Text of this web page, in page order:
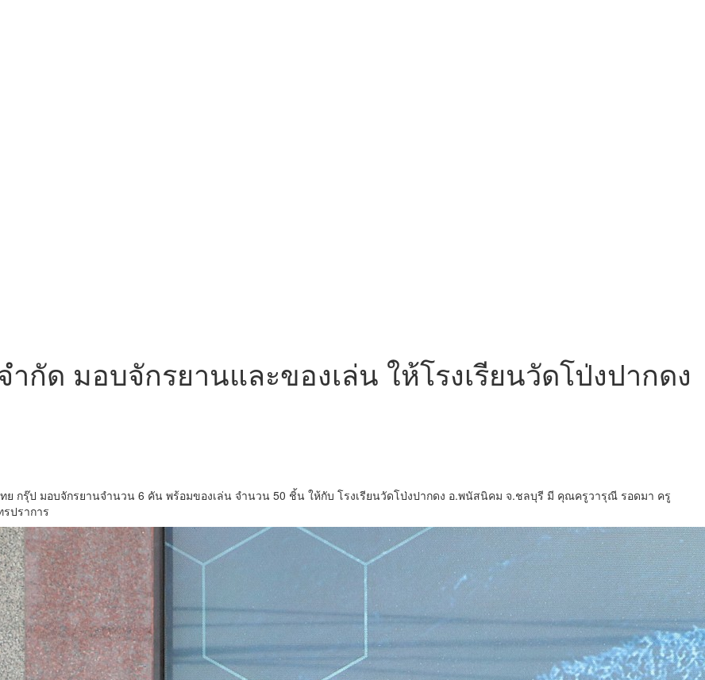
กัด มอบจักรยานและของเล่น ให้โรงเรียนวัดโป่งปากดง
กรุ๊ป มอบจักรยานจำนวน 6 คัน พร้อมของเล่น จำนวน 50 ชิ้น ให้กับ โรงเรียนวัดโป่งปากดง อ.พนัสนิคม จ.ชลบุรี มี คุณครูวารุณี รอดมา ครู
ปราการ